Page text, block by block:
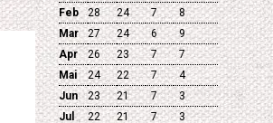
Feb
28 24 7
8
Mar
27 24 6
9
Apr
26 23 7
7
Mai
24 22 7
4
Jun
23 21 7
3
Jul
22 21 7
3